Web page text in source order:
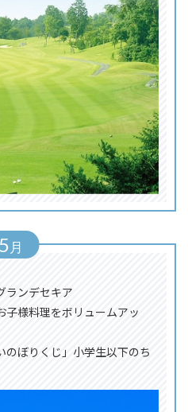
5
ランデセキア
子様料理をボリュームアッ
のぼりくじ」小学生以下のち